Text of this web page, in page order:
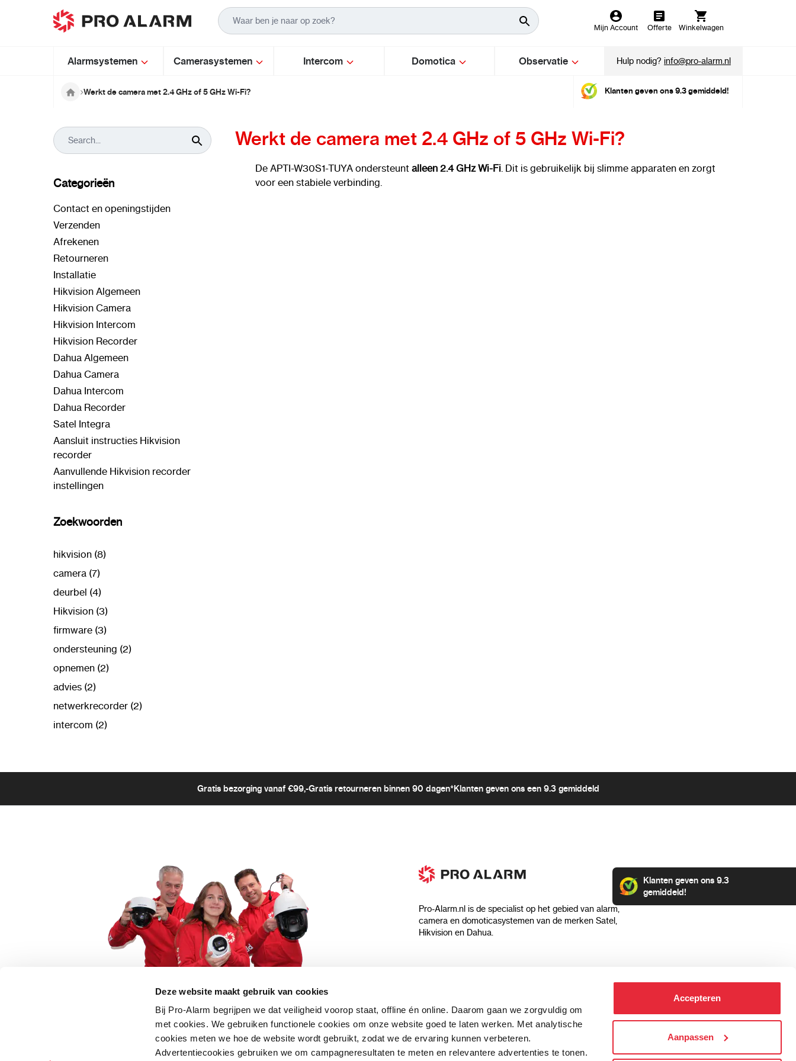
Deze website maakt gebruik van cookies
Bij Pro-Alarm begrijpen we dat veiligheid voorop staat, offline én online. Daarom gaan we zorgvuldig om
met cookies. We gebruiken functionele cookies om onze website goed te laten werken. Met analytische
cookies meten we hoe de website wordt gebruikt, zodat we de ervaring kunnen verbeteren.
Advertentiecookies gebruiken we om campagneresultaten te meten en relevantere advertenties te tonen.
Accepteren
Aanpassen
Ga naar de inhoud
Mijn Account Offerte Winkelwagen
Alarmsystemen Camerasystemen Intercom Domotica Observatie Hulp nodig?info@pro-alarm.nl
Werkt de camera met 2.4 GHz of 5 GHz Wi-Fi? Klanten geven ons 9.3 gemiddeld!
Werkt de camera met 2.4 GHz of 5 GHz Wi-Fi?
De APTI-W30S1-TUYA ondersteunt alleen 2.4 GHz Wi-Fi . Dit is gebruikelijk bij slimme apparaten en zorgt
voor een stabiele verbinding.
Categorieën
Contact en openingstijden
Verzenden
Afrekenen
Retourneren
Installatie
Hikvision Algemeen
Hikvision Camera
Hikvision Intercom
Hikvision Recorder
Dahua Algemeen
Dahua Camera
Dahua Intercom
Dahua Recorder
Satel Integra
Aansluit instructies Hikvision
recorder
Aanvullende Hikvision recorder
instellingen
Zoekwoorden
hikvision (8)
camera (7)
deurbel (4)
Hikvision (3)
firmware (3)
ondersteuning (2)
opnemen (2)
advies (2)
netwerkrecorder (2)
intercom (2)
Gratis bezorging vanaf €99,-Gratis retourneren binnen 90 dagen*Klanten geven ons een 9.3 gemiddeld
5 euro korting op je aankoop?
Schrijf je direct in voor onze nieuwsbrief en
Pro-Alarm.nl is de specialist op het gebied van alarm,
camera en domoticasystemen van de merken Satel,
Hikvision en Dahua.
Klanten geven ons 9.3
gemiddeld!
Algemene voorwaarden
Privacyverklaring
Blog
Verzending & bezorging
Aansluit instructies
Categorieën
Alarmsystemen
Beveiligingscamera's
IP camera's
Hikvision camera's